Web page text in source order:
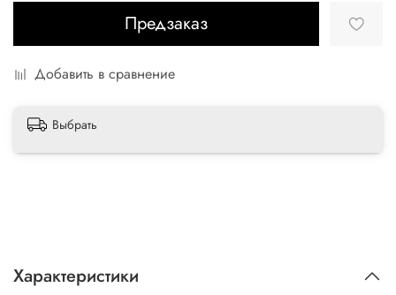
Предзаказ
Добавить в сравнение
Выбрать
Характеристики